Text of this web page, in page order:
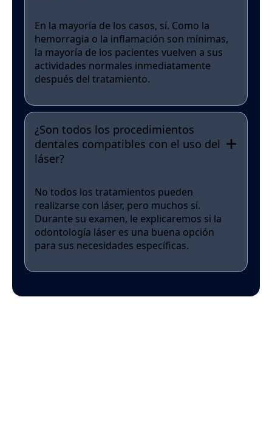
En la mayoría de los casos, sí. Como la
hemorragia o la inflamación son mínimas,
la mayoría de los pacientes vuelven a sus
actividades normales inmediatamente
después del tratamiento.
¿Son todos los procedimientos
dentales compatibles con el uso del
láser?
No todos los tratamientos pueden
realizarse con láser, pero muchos sí.
Durante su examen, le explicaremos si la
odontología láser es una buena opción
para sus necesidades específicas.